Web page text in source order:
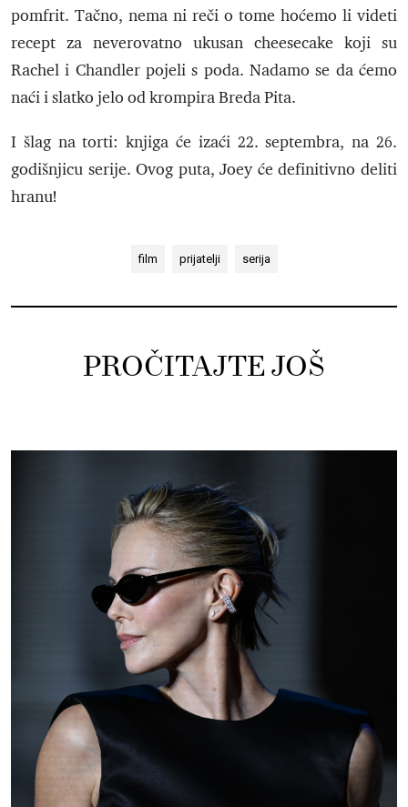
pomfrit. Tačno, nema ni reči o tome hoćemo li videti
recept za neverovatno ukusan cheesecake koji su
Rachel i Chandler pojeli s poda. Nadamo se da ćemo
naći i slatko jelo od krompira Breda Pita.
I šlag na torti: knjiga će izaći 22. septembra, na 26.
godišnjicu serije. Ovog puta, Joey će definitivno deliti
hranu!
film prijatelji serija
PROČITAJTE JOŠ